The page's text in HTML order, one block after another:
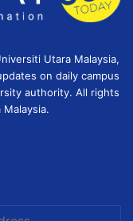
Utara Malaysia,
on daily campus
authority. All rights